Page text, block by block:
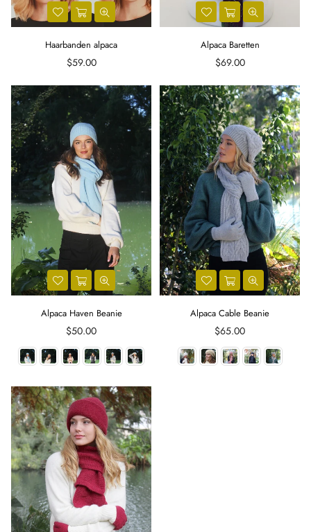
Haarbanden alpaca
Regular
$59.00
Alpaca Baretten
Regular
$69.00
Alpaca Haven Beanie
Regular
price
$50.00
Alpaca Cable Beanie
Regular
price
$65.00